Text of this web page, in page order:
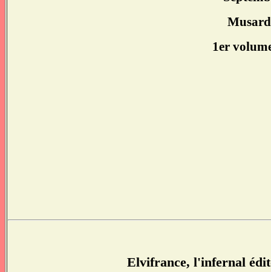
1er
Elvifrance, l'infernal